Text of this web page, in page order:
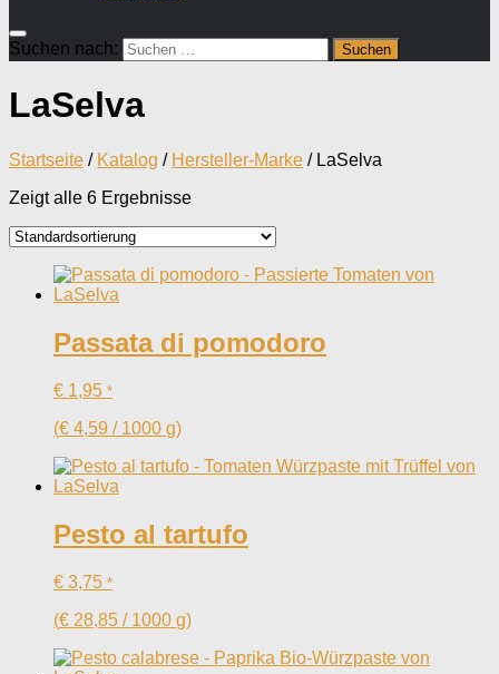
Suchen nach:
LaSelva
Startseite / Katalog / Hersteller-Marke / LaSelva
Zeigt alle 6 Ergebnisse
Passata di pomodoro
€ 1,95 *
(€ 4,59 / 1000 g)
Pesto al tartufo
€ 3,75 *
(€ 28,85 / 1000 g)